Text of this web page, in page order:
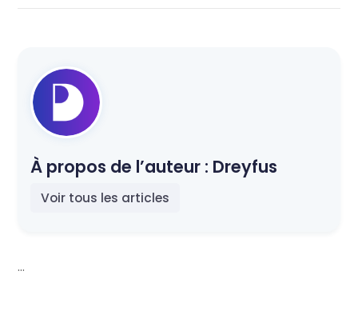
À propos de l’auteur : Dreyfus
Voir tous les articles
...